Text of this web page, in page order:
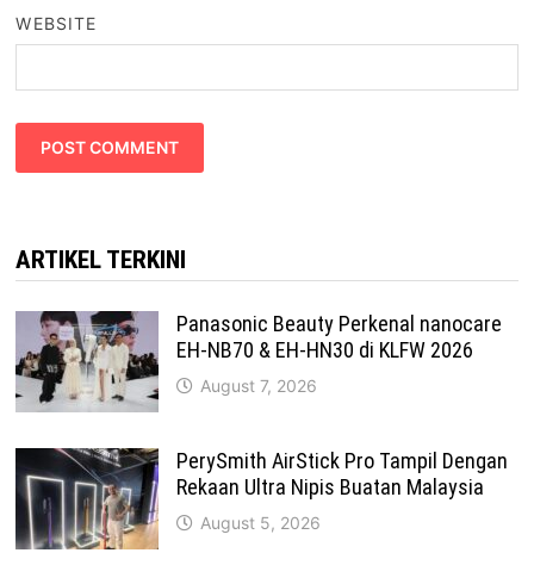
WEBSITE
ARTIKEL TERKINI
Panasonic Beauty Perkenal nanocare
EH-NB70 & EH-HN30 di KLFW 2026
August 7, 2026
PerySmith AirStick Pro Tampil Dengan
Rekaan Ultra Nipis Buatan Malaysia
August 5, 2026